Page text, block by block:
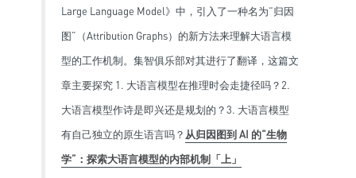
Large Language Model》中，引入了一种名为“归因
图”（Attribution Graphs）的新方法来理解大语言模
型的工作机制。集智俱乐部对其进行了翻译，这篇文
章主要探究 1. 大语言模型在推理时会走捷径吗？2.
大语言模型作诗是即兴还是规划的？3. 大语言模型
有自己独立的原生语言吗？从归因图到 AI 的“生物
学”：探索大语言模型的内部机制「上」